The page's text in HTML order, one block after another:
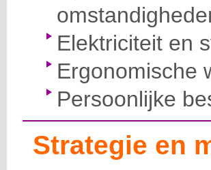
Elektriciteit en
Ergonomische
Persoonlijke
Strategie en